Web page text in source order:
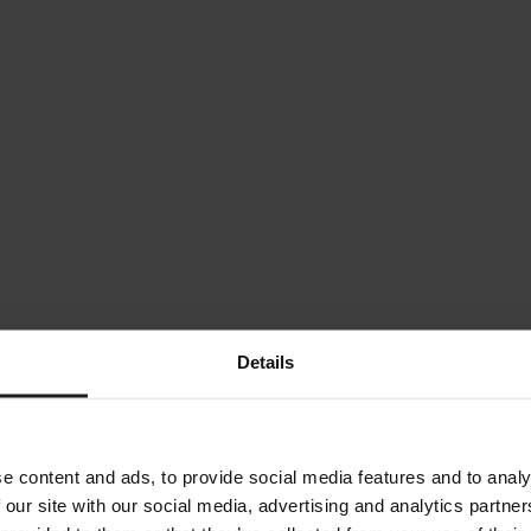
Details
content and ads, to provide social media features and to
site with our social media, advertising and analytics
vask, badning osv.), hvor luften i din lejlighed
i. Derfor er det vigtigt, at du forhindrer høj luftfugtighed
resultater på både hjemmets fornemmelse og hvor